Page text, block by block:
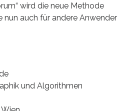
wird die neue Methode
auch für andere Anwender
und Algorithmen